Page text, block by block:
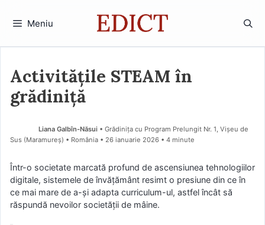
Meniu
Activitățile STEAM în
grădiniță
Liana Galbîn-Năsui • Grădinița cu Program Prelungit Nr. 1, Vișeu de
Sus (Maramureş) • România
26 ianuarie 2026 • 4 minute
Într-o societate marcată profund de ascensiunea tehnologiilor
digitale, sistemele de învățământ resimt o presiune din ce în
ce mai mare de a-și adapta curriculum-ul, astfel încât să
răspundă nevoilor societății de mâine.